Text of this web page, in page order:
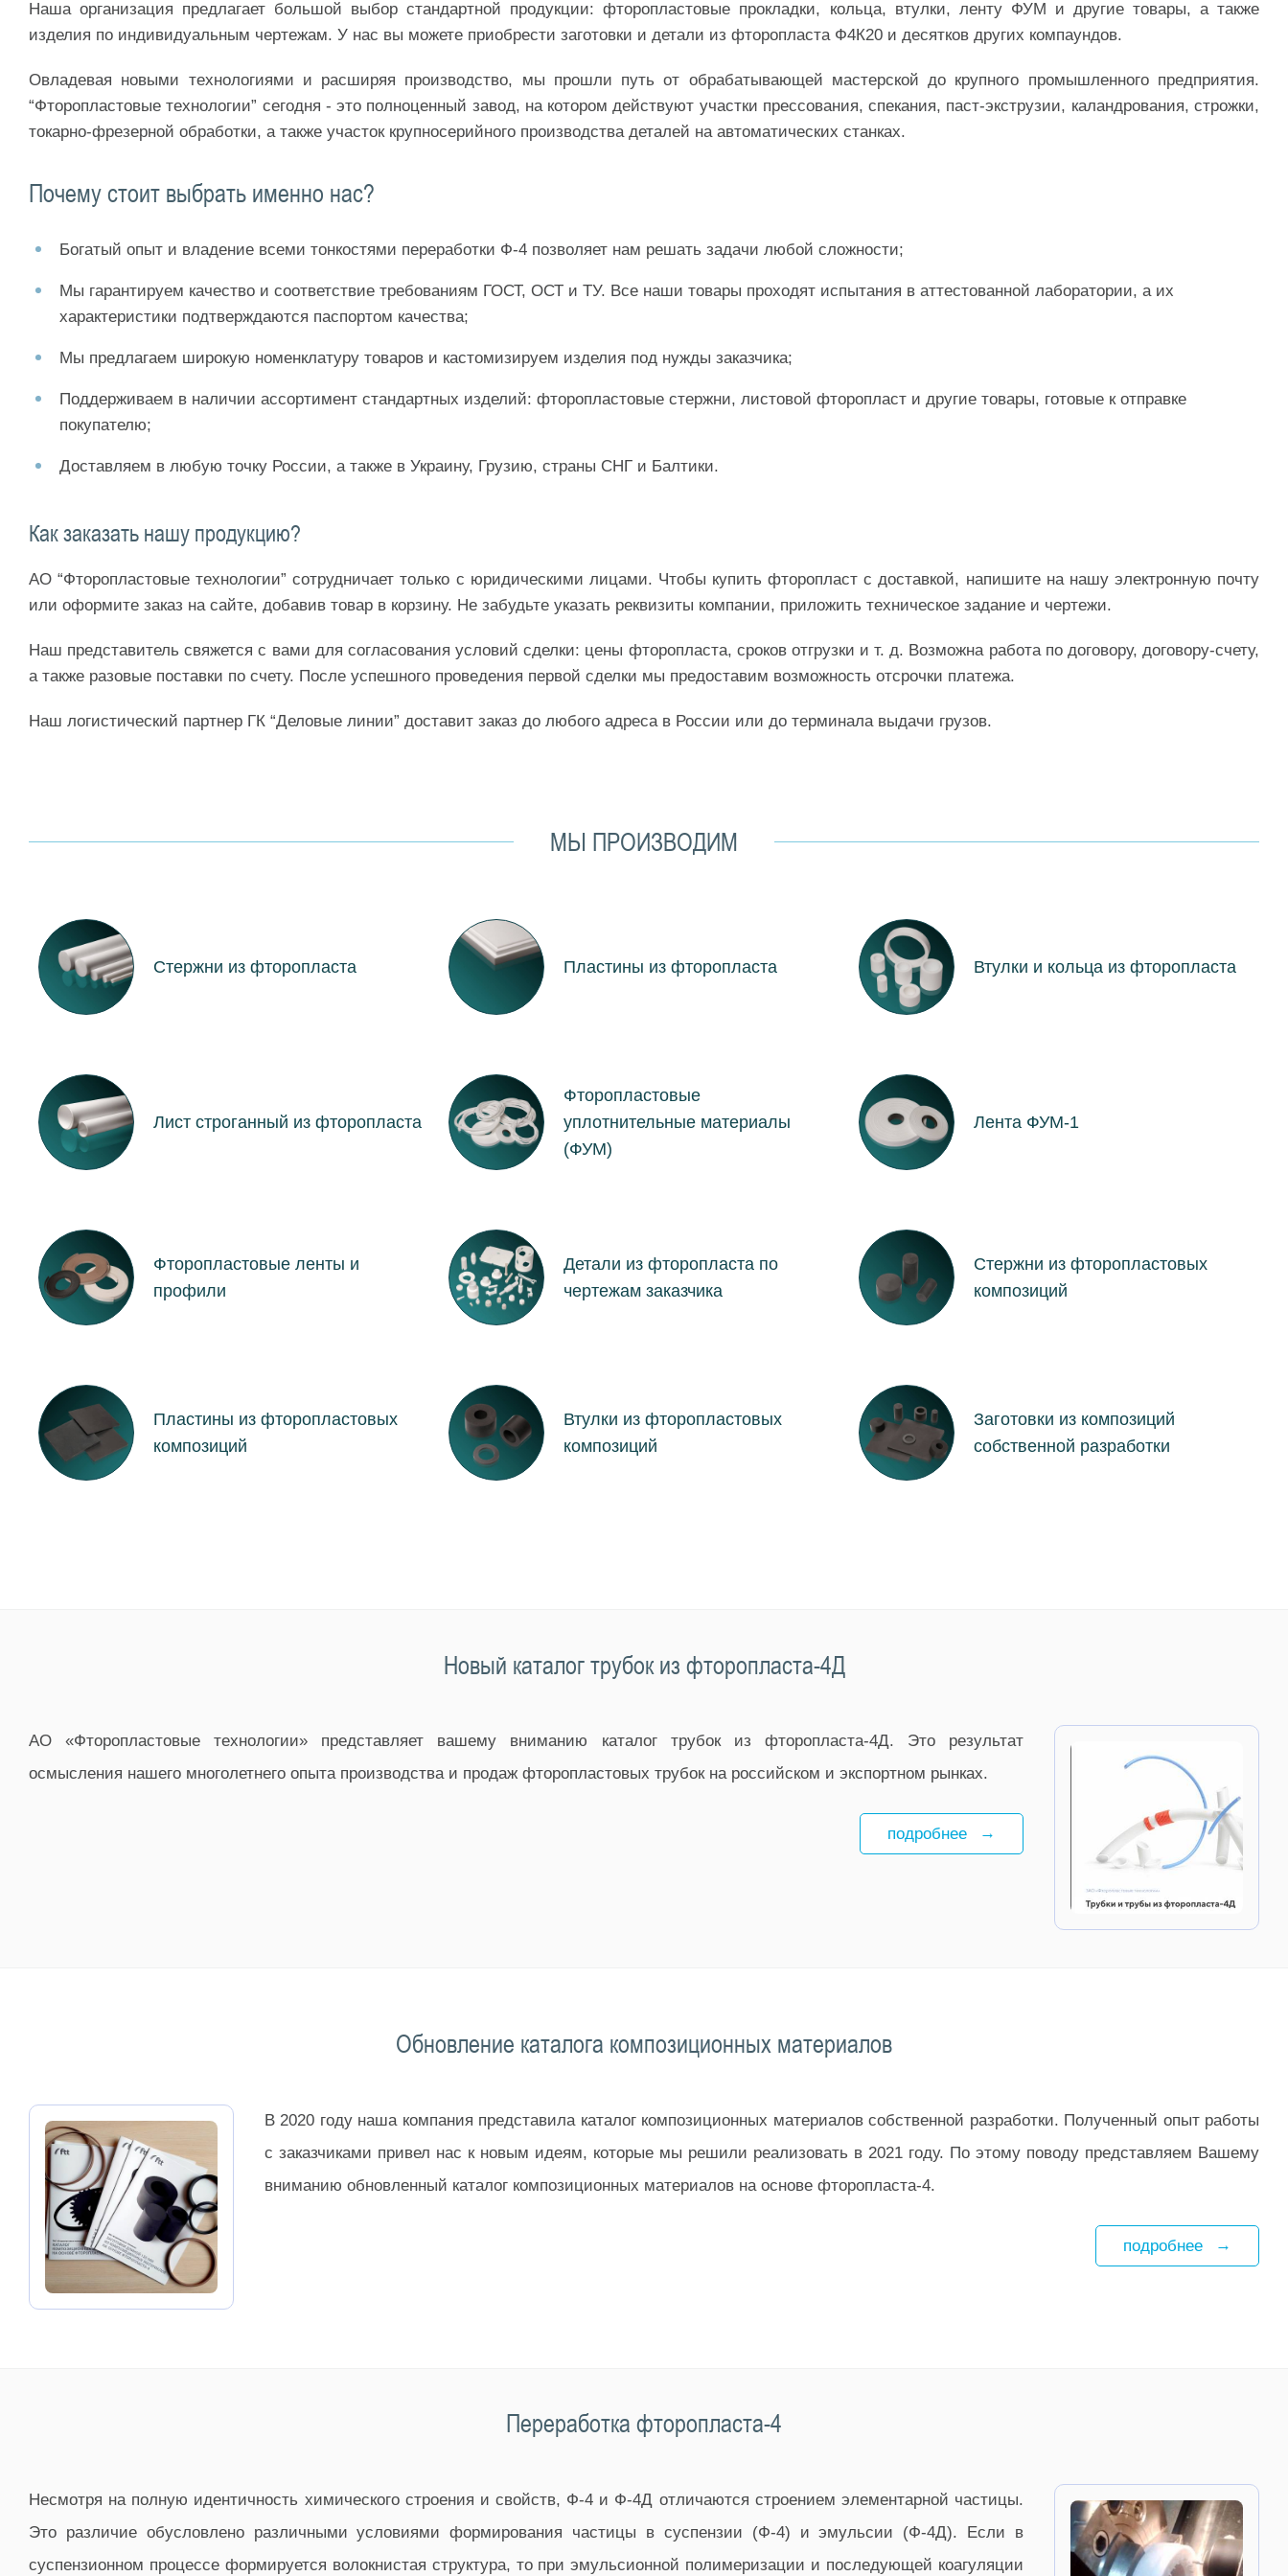
Наша организация предлагает большой выбор стандартной продукции: фторопластовые прокладки, кольца, втулки, ленту ФУМ и другие товары, а также
изделия по индивидуальным чертежам. У нас вы можете приобрести заготовки и детали из фторопласта Ф4К20 и десятков других компаундов.
Овладевая новыми технологиями и расширяя производство, мы прошли путь от обрабатывающей мастерской до крупного промышленного предприятия.
“Фторопластовые технологии” сегодня - это полноценный завод, на котором действуют участки прессования, спекания, паст-экструзии, каландрования, строжки,
токарно-фрезерной обработки, а также участок крупносерийного производства деталей на автоматических станках.
Почему стоит выбрать именно нас?
Богатый опыт и владение всеми тонкостями переработки Ф-4 позволяет нам решать задачи любой сложности;
Мы гарантируем качество и соответствие требованиям ГОСТ, ОСТ и ТУ. Все наши товары проходят испытания в аттестованной лаборатории, а их
характеристики подтверждаются паспортом качества;
Мы предлагаем широкую номенклатуру товаров и кастомизируем изделия под нужды заказчика;
Поддерживаем в наличии ассортимент стандартных изделий: фторопластовые стержни, листовой фторопласт и другие товары, готовые к отправке
покупателю;
Доставляем в любую точку России, а также в Украину, Грузию, страны СНГ и Балтики.
Как заказать нашу продукцию?
АО “Фторопластовые технологии” сотрудничает только с юридическими лицами. Чтобы купить фторопласт с доставкой, напишите на нашу электронную почту
или оформите заказ на сайте, добавив товар в корзину. Не забудьте указать реквизиты компании, приложить техническое задание и чертежи.
Наш представитель свяжется с вами для согласования условий сделки: цены фторопласта, сроков отгрузки и т. д. Возможна работа по договору, договору-счету,
а также разовые поставки по счету. После успешного проведения первой сделки мы предоставим возможность отсрочки платежа.
Наш логистический партнер ГК “Деловые линии” доставит заказ до любого адреса в России или до терминала выдачи грузов.
МЫ ПРОИЗВОДИМ
Стержни из фторопласта Пластины из фторопласта Втулки и кольца из фторопласта
Лист строганный из фторопласта
Фторопластовые
уплотнительные материалы
(ФУМ)
Лента ФУМ-1
Фторопластовые ленты и
профили
Детали из фторопласта по
чертежам заказчика
Стержни из фторопластовых
композиций
Пластины из фторопластовых
композиций
Втулки из фторопластовых
композиций
Заготовки из композиций
собственной разработки
Новый каталог трубок из фторопласта-4Д
АО «Фторопластовые технологии» представляет вашему вниманию каталог трубок из фторопласта-4Д. Это результат
осмысления нашего многолетнего опыта производства и продаж фторопластовых трубок на российском и экспортном рынках.
подробнее
Обновление каталога композиционных материалов
В 2020 году наша компания представила каталог композиционных материалов собственной разработки. Полученный опыт работы
с заказчиками привел нас к новым идеям, которые мы решили реализовать в 2021 году. По этому поводу представляем Вашему
вниманию обновленный каталог композиционных материалов на основе фторопласта-4.
подробнее
Переработка фторопласта-4
Несмотря на полную идентичность химического строения и свойств, Ф-4 и Ф-4Д отличаются строением элементарной частицы.
Это различие обусловлено различными условиями формирования частицы в суспензии (Ф-4) и эмульсии (Ф-4Д). Если в
суспензионном процессе формируется волокнистая структура, то при эмульсионной полимеризации и последующей коагуляции